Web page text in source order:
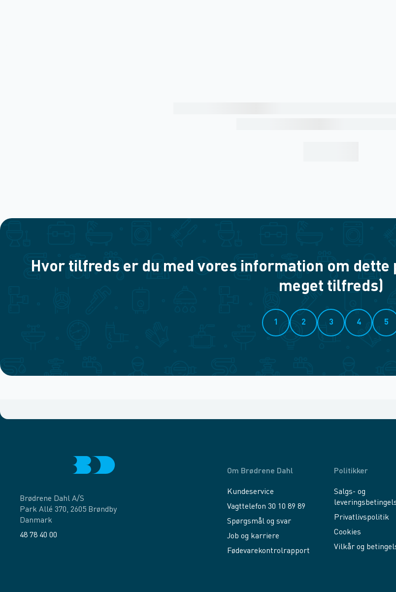
Hvor tilfreds er du med vores information om dette
meget tilfreds)
1 2 3 4 5
Brødrene Dahl A/S
Park Allé 370, 2605 Brøndby
Danmark
48 78 40 00
Om Brødrene Dahl
Kundeservice
Vagttelefon 30 10 89 89
Spørgsmål og svar
Job og karriere
Fødevarekontrolrapport
Politikker
Salgs- og
Privatlivspolitik
Cookies
Vilkår og